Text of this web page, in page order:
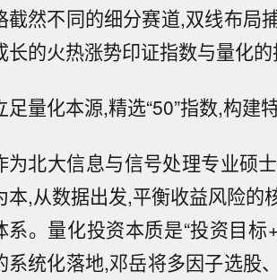
截然不同的细分赛道,双线布局
长的火热涨势印证指数与量化的
足量化本源,精选“50”指数,构建
为北大信息与信号处理专业硕
本,从数据出发,平衡收益风险的
系。量化投资本质是“投资目
系统化落地,邓岳将多因子选股